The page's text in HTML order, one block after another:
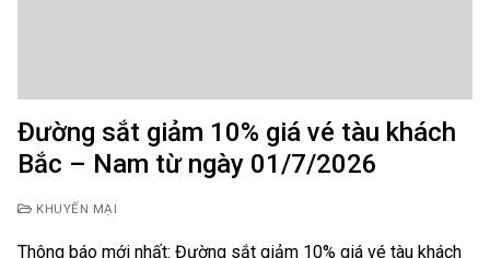
Đường sắt giảm 10% giá vé tàu khách
Bắc – Nam từ ngày 01/7/2026
KHUYẾN MẠI
Thông báo mới nhất: Đường sắt giảm 10% giá vé tàu khách